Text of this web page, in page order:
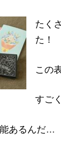
たく
た！
この
すご
あるんだ…